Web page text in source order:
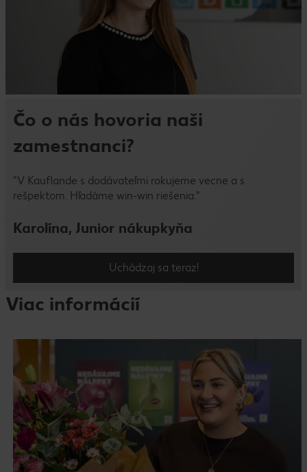
Čo o nás hovoria naši
zamestnanci?
"V Kauflande s dodávateľmi rokujeme vecne a s
rešpektom. Hľadáme win-win riešenia."
Karolína, Junior nákupkyňa
Uchádzaj sa teraz!
Viac informácií